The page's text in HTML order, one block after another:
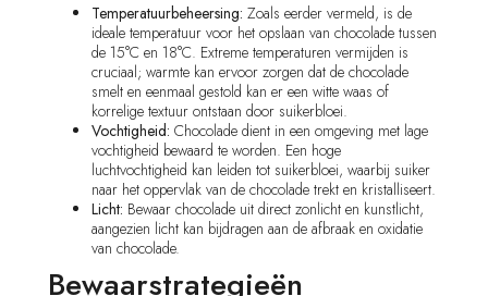
Temperatuurbeheersing: Zoals eerder vermeld, is de
ideale temperatuur voor het opslaan van chocolade tussen
de 15°C en 18°C. Extreme temperaturen vermijden is
cruciaal; warmte kan ervoor zorgen dat de chocolade
smelt en eenmaal gestold kan er een witte waas of
korrelige textuur ontstaan door suikerbloei.
Vochtigheid: Chocolade dient in een omgeving met lage
vochtigheid bewaard te worden. Een hoge
luchtvochtigheid kan leiden tot suikerbloei, waarbij suiker
naar het oppervlak van de chocolade trekt en kristalliseert.
Licht: Bewaar chocolade uit direct zonlicht en kunstlicht,
aangezien licht kan bijdragen aan de afbraak en oxidatie
van chocolade.
Bewaarstrategieën